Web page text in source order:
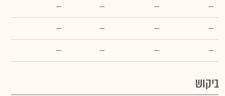
--
--
--
--
--
--
--
--
--
--
--
--
ביקוש